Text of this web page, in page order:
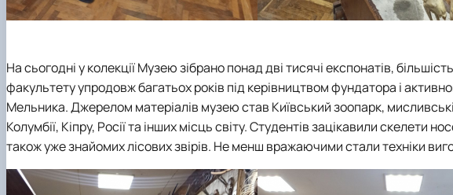
На сьогодні у колекції Музею зібрано понад дві тисячі експонатів,
факультету упродовж багатьох років під керівництвом фундатора і
Мельника. Джерелом матеріалів музею став Київський зоопарк, мисливські
Колумбії, Кіпру, Росії та інших місць світу. Студентів зацікавили скелети
також уже знайомих лісових звірів. Не менш вражаючими стали техніки